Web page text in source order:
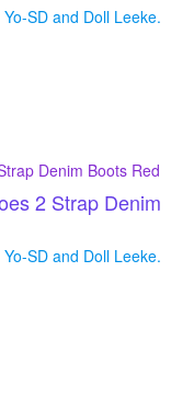
SD and Doll Leeke.
2 Strap Denim
SD and Doll Leeke.